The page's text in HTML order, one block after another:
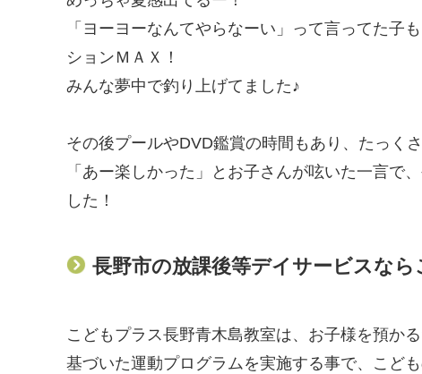
「ヨーヨーなんてやらなーい」って言ってた子
ションＭＡＸ！
みんな夢中で釣り上げてました♪
その後プールやDVD鑑賞の時間もあり、たっく
「あー楽しかった」とお子さんが呟いた一言で
した！
長野市の放課後等デイサービスな
こどもプラス長野青木島教室は、お子様を預か
基づいた運動プログラムを実施する事で、こど